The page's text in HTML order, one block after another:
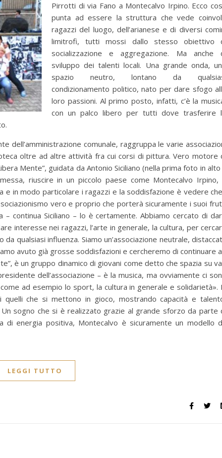
Pirrotti di via Fano a Montecalvo Irpino. Ecco
punta ad essere la struttura che vede
ragazzi del luogo, dell’arianese e di diversi
limitrofi, tutti mossi dallo stesso obiettivo
socializzazione e aggregazione. Ma anche
sviluppo dei talenti locali. Una grande onda,
spazio neutro, lontano da
condizionamento politico, nato per dare sfogo
loro passioni. Al primo posto, infatti, c’è la
con un palco libero per tutti dove trasferire
dell’amministrazione comunale, raggruppa le varie
oltre ad altre attività fra cui corsi di pittura. Vero motore
Mente”, guidata da Antonio Siciliano (nella prima foto in alto
riuscire in un piccolo paese come Montecalvo Irpino,
in modo particolare i ragazzi e la soddisfazione è vedere
vero e proprio che porterà sicuramente i suoi
– continua Siciliano – lo è certamente. Abbiamo cercato di
interesse nei ragazzi, l’arte in generale, la cultura, per
qualsiasi influenza. Siamo un’associazione neutrale,
avuto già grosse soddisfazioni e cercheremo di continuare
è un gruppo dinamico di giovani come detto che spazia su
dell’associazione – è la musica, ma ovviamente ci
ad esempio lo sport, la cultura in generale e solidarietà».
che si mettono in gioco, mostrando capacità e
sogno che si è realizzato grazie al grande sforzo da parte
energia positiva, Montecalvo è sicuramente un modello
LEGGI TUTTO